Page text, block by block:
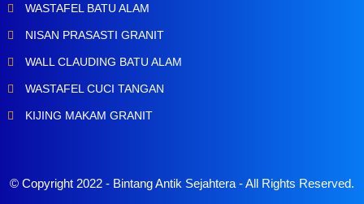
WASTAFEL BATU ALAM
NISAN PRASASTI GRANIT
WALL CLAUDING BATU ALAM
WASTAFEL CUCI TANGAN
KIJING MAKAM GRANIT
© Copyright 2022 - Bintang Antik Sejahtera- All Rights Reserved.